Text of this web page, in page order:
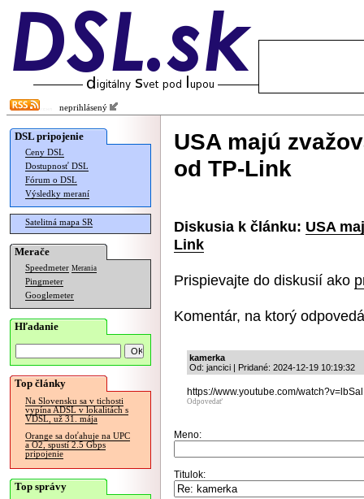
neprihlásený
DSL pripojenie
Ceny DSL
Dostupnosť DSL
Fórum o DSL
Výsledky meraní
Satelitná mapa SR
Merače
Speedmeter Merania
Pingmeter
Googlemeter
Hľadanie
Top články
Na Slovensku sa v tichosti
vypína ADSL v lokalitách s
VDSL, už 31. mája
Orange sa doťahuje na UPC
a O2, spustí 2.5 Gbps
pripojenie
Top správy
USA majú
od TP-Link
Diskusia k článku: USA
Link
Prispievajte do diskusií ako
Komentár, na ktorý
kamerka
Od: jancici | Pridané: 2024-12-19 10:19:32
https://www.youtube.com/
Odpovedať
Meno:
Titulok: